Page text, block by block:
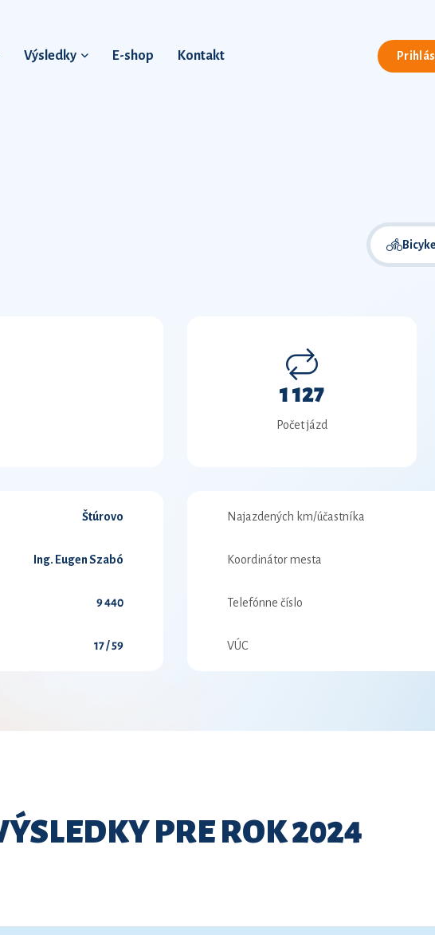
Výsledky E-shop Kontakt
Bicykel
1 127
Počet jázd
Štúrovo
Ing. Eugen Szabó
9 440
17 / 59
Najazdených km/účastníka
Koordinátor mesta
Telefónne číslo
VÚC
PRE ROK 2024